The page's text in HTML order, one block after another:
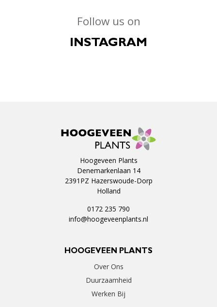
Follow us on
INSTAGRAM
Hoogeveen Plants
Denemarkenlaan 14
2391PZ Hazerswoude-Dorp
Holland
0172 235 790
info@hoogeveenplants.nl
HOOGEVEEN PLANTS
Over Ons
Duurzaamheid
Werken Bij